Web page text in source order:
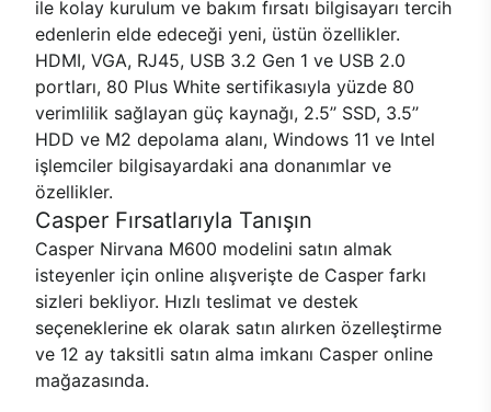
ile kolay kurulum ve bakım fırsatı bilgisayarı tercih
edenlerin elde edeceği yeni, üstün özellikler.
HDMI, VGA, RJ45, USB 3.2 Gen 1 ve USB 2.0
portları, 80 Plus White sertifikasıyla yüzde 80
verimlilik sağlayan güç kaynağı, 2.5’’ SSD, 3.5’’
HDD ve M2 depolama alanı, Windows 11 ve Intel
işlemciler bilgisayardaki ana donanımlar ve
özellikler.
Casper Fırsatlarıyla Tanışın
Casper Nirvana M600 modelini satın almak
isteyenler için online alışverişte de Casper farkı
sizleri bekliyor. Hızlı teslimat ve destek
seçeneklerine ek olarak satın alırken özelleştirme
ve 12 ay taksitli satın alma imkanı Casper online
mağazasında.